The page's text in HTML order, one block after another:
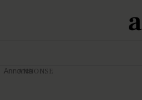
Annonce